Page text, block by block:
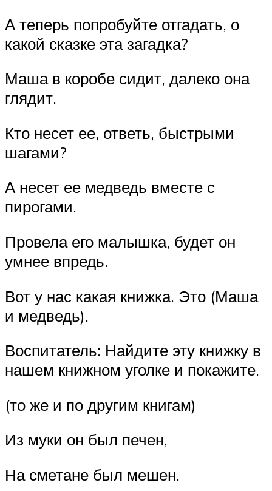
А теперь попробуйте отгадать, о
какой сказке эта загадка?
Маша в коробе сидит, далеко она
глядит.
Кто несет ее, ответь, быстрыми
шагами?
А несет ее медведь вместе с
пирогами.
Провела его малышка, будет он
умнее впредь.
Вот у нас какая книжка. Это (Маша
и медведь).
Воспитатель: Найдите эту книжку в
нашем книжном уголке и покажите.
(то же и по другим книгам)
Из муки он был печен,
На сметане был мешен.